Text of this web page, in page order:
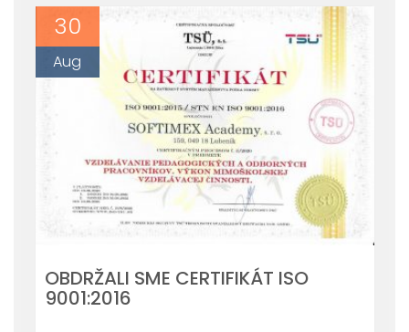
30
Aug
OBDRŽALI SME CERTIFIKÁT ISO
9001:2016